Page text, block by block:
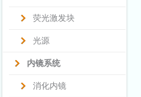
荧光激发块
光源
内镜系统
消化内镜